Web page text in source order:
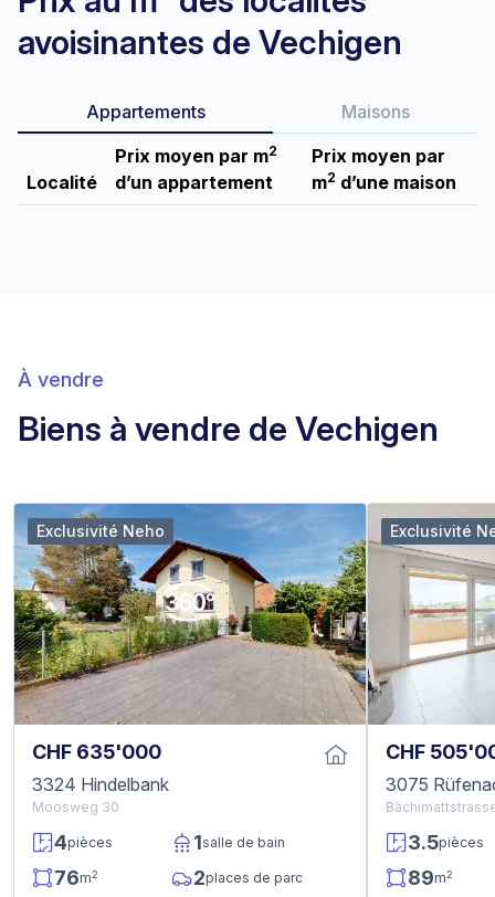
avoisinantes de Vechigen
Appartements Maisons
Localité
Prix moyen par m2
d’un appartement
Prix moyen par
m2 d’une maison
À vendre
Biens à vendre de Vechigen
CHF 635'000
3324 Hindelbank
Moosweg 30
4pièces 1salle de bain
76m2 2places de parc
Exclusivité Neho
CHF
3075
3.5pièces
89m2
Exclusivité